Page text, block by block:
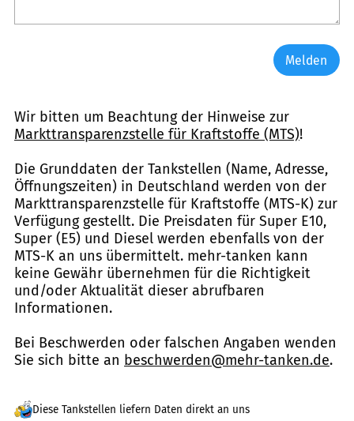
Melden
Wir bitten um Beachtung der Hinweise zur
Markttransparenzstelle für Kraftstoffe (MTS)!
Die Grunddaten der Tankstellen (Name, Adresse,
Öffnungszeiten) in Deutschland werden von der
Markttransparenzstelle für Kraftstoffe (MTS-K) zur
Verfügung gestellt. Die Preisdaten für Super E10,
Super (E5) und Diesel werden ebenfalls von der
MTS-K an uns übermittelt. mehr-tanken kann
keine Gewähr übernehmen für die Richtigkeit
und/oder Aktualität dieser abrufbaren
Informationen.
Bei Beschwerden oder falschen Angaben wenden
Sie sich bitte an beschwerden@mehr-tanken.de.
Diese Tankstellen liefern Daten direkt an uns